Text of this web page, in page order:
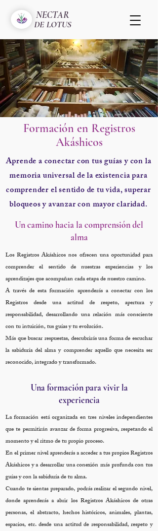
NECTAR
DE LOTUS
Formación en Registros
Akáshicos
Aprende a conectar con tus guías y con la
memoria universal de la existencia para
comprender el sentido de tu vida, superar
bloqueos y avanzar con mayor claridad.
Un camino hacia la comprensión del
alma
Los Registros Akáshicos nos ofrecen una oportunidad para
comprender el sentido de nuestras experiencias y los
aprendizajes que acompañan cada etapa de nuestro camino.
A través de esta formación aprenderás a conectar con los
Registros desde una actitud de respeto, apertura y
responsabilidad, desarrollando una relación más consciente
con tu intuición, tus guías y tu evolución.
Más que buscar respuestas, descubrirás una forma de escuchar
la sabiduría del alma y comprender aquello que necesita ser
reconocido, integrado y transformado.
Una formación para vivir la
experiencia
La formación está organizada en tres niveles independientes
que te permitirán avanzar de forma progresiva, respetando el
momento y el ritmo de tu propio proceso.
En el primer nivel aprenderás a acceder a tus propios Registros
Akáshicos y a desarrollar una conexión más profunda con tus
guías y con la sabiduría de tu alma.
Cuando te sientas preparado, podrás realizar el segundo nivel,
donde aprenderás a abrir los Registros Akáshicos de otras
personas, el abstracto, hechos históricos, animales, plantas,
espacios, etc. desde una actitud de responsabilidad, respeto y